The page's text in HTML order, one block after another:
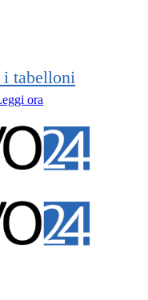
i tabelloni
ora